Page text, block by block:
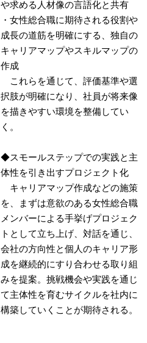
や求める人材像の言語化と共有
・女性総合職に期待される役割や
成長の道筋を明確にする、独自の
キャリアマップやスキルマップの
作成
これらを通じて、評価基準や選
択肢が明確になり、社員が将来像
を描きやすい環境を整備してい
く。
◆スモールステップでの実践と主
体性を引き出すプロジェクト化
キャリアマップ作成などの施策
を、まずは意欲のある女性総合職
メンバーによる手挙げプロジェク
トとして立ち上げ、対話を通じ、
会社の方向性と個人のキャリア形
成を継続的にすり合わせる取り組
みを提案。挑戦機会や実践を通じ
て主体性を育むサイクルを社内に
構築していくことが期待される。